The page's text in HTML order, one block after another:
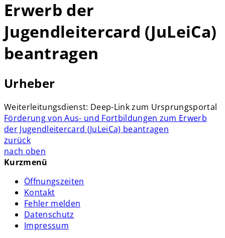
Erwerb der
Jugendleitercard (JuLeiCa)
beantragen
Urheber
Weiterleitungsdienst: Deep-Link zum Ursprungsportal
Förderung von Aus- und Fortbildungen zum Erwerb
der Jugendleitercard (JuLeiCa) beantragen
zurück
nach oben
Kurzmenü
Öffnungszeiten
Kontakt
Fehler melden
Datenschutz
Impressum